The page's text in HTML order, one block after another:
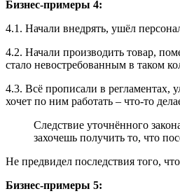
Бизнес-примеры 4:
4.1. Начали внедрять, ушёл
4.2. Начали производить товар,
стало невостребованным в таком
4.3. Всё прописали в регламентах,
хочет по ним работать – что-то
Следствие уточнённого
захочешь получить то, что
Не предвидел последствия того,
Бизнес-примеры 5: